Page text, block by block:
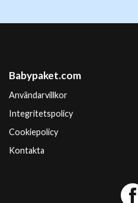
Babypaket.com
Användarvillkor
Integritetspolicy
Cookiepolicy
Kontakta